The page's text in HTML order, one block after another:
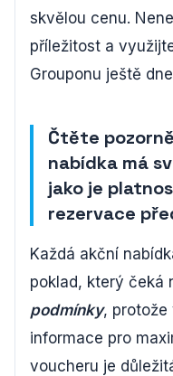
skvělou cenu.
příležitost a
Grouponu ještě
Čtěte
nabídka má
jako je
rezervace
Každá akční
poklad, který čeká
podmínky, protože
informace pro
voucheru je